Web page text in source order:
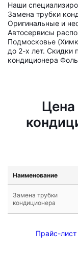
Наши
Замена трубки
Оригинальные и
Автосервисы
Подмосковье
до 2-х лет. Скидки
кондиционера
Цена
Наименование
Замена трубки
кондиционера
Прайс-